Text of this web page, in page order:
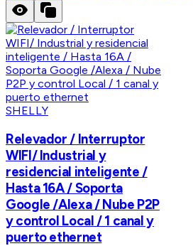
SHELLY
Relevador / Interruptor
WIFI/ Industrial y
residencial inteligente /
Hasta 16A / Soporta
Google /Alexa / Nube P2P
y control Local / 1 canal y
puerto ethernet